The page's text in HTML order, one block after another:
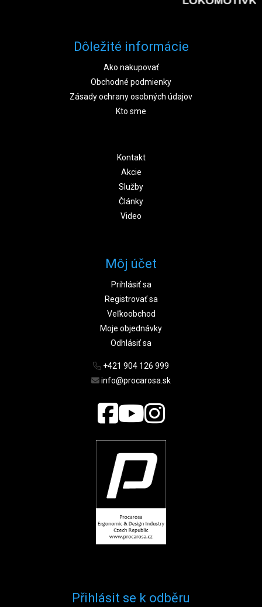
Dôležité informácie
Ako nakupovať
Obchodné podmienky
Zásady ochrany osobných údajov
Kto sme
Kontakt
Akcie
Služby
Články
Video
Môj účet
Prihlásiť sa
Registrovať sa
Veľkoobchod
Moje objednávky
Odhlásiť sa
+421 904 126 999
info@procarosa.sk
Přihlásit se k odběru